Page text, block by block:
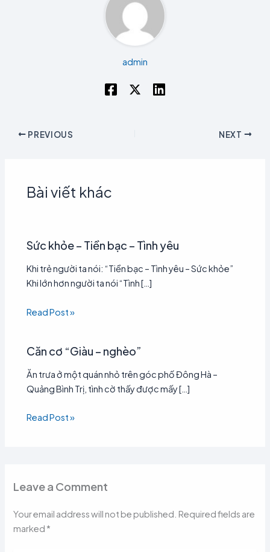
admin
PREVIOUS NEXT
Bài viết khác
Sức khỏe – Tiền bạc – Tình yêu
Khi trẻ người ta nói: “Tiền bạc – Tình yêu – Sức khỏe”
Khi lớn hơn người ta nói “Tình […]
Read Post »
Căn cơ “Giàu – nghèo”
Ăn trưa ở một quán nhỏ trên góc phố Đông Hà –
Quảng Bình Trị, tình cờ thấy được mấy […]
Read Post »
Leave a Comment
Your email address will not be published. Required fields are
marked *